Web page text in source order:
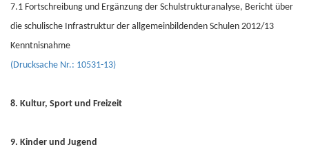
7.1 Fortschreibung und Ergänzung der Schulstrukturanalyse, Bericht über
die schulische Infrastruktur der allgemeinbildenden Schulen 2012/13
Kenntnisnahme
(Drucksache Nr.: 10531-13)
8. Kultur, Sport und Freizeit
9. Kinder und Jugend